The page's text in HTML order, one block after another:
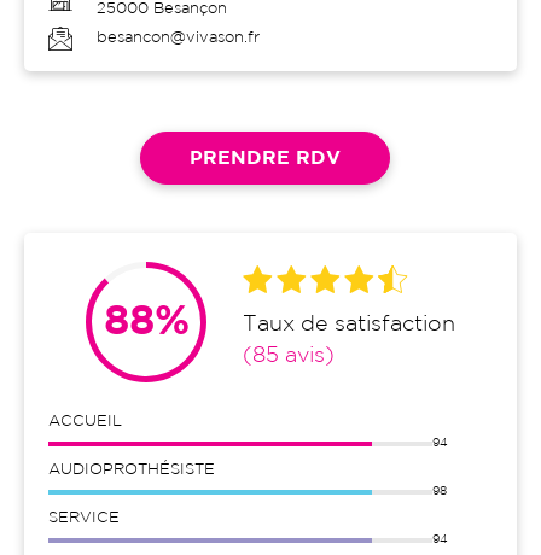
25000 Besançon
besancon@vivason.fr
PRENDRE RDV
88%
Taux de satisfaction
(85 avis)
ACCUEIL
94
AUDIOPROTHÉSISTE
98
SERVICE
94